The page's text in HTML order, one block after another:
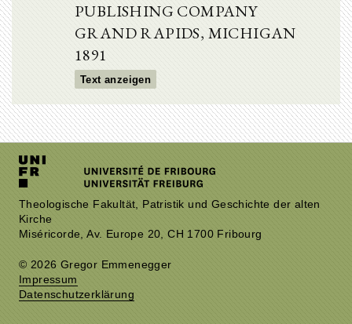
PUBLISHING COMPANY
GRAND RAPIDS, MICHIGAN
1891
Text anzeigen
Theologische Fakultät, Patristik und Geschichte der alten
Kirche
Miséricorde, Av. Europe 20, CH 1700 Fribourg
© 2026 Gregor Emmenegger
Impressum
Datenschutzerklärung